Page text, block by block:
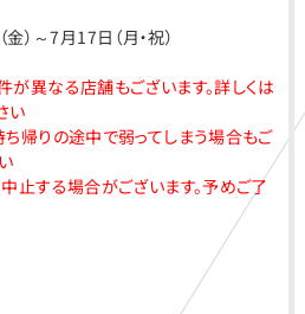
）～7月17日（月・祝）
異なる店舗もございます。詳しくは
い
帰りの途中で弱ってしまう場合もご
止する場合がございます。予めご了